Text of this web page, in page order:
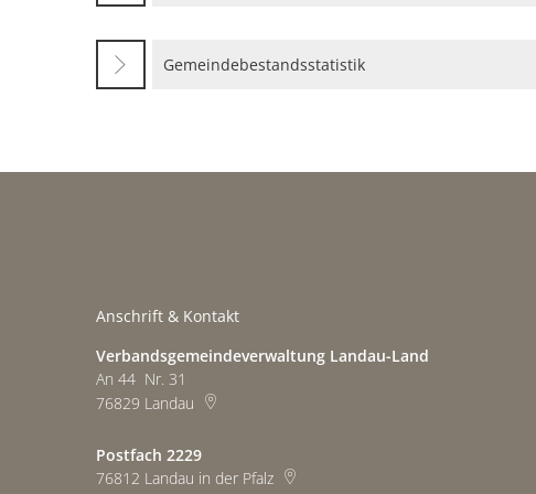
Gemeindebestandsstatistik
Anschrift & Kontakt
Verbandsgemeindeverwaltung Landau-Land
An 44 Nr. 31
76829 Landau
Postfach 2229
76812 Landau in der Pfalz